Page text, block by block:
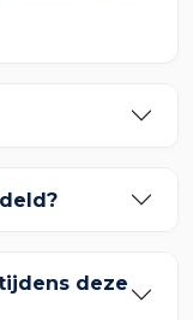
deze